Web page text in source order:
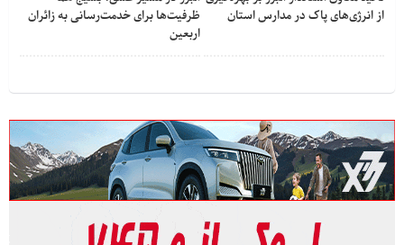
از انرژی‌های پاک در مدارس استان
ظرفیت‌ها برای خدمت‌رسانی به زائران
اربعین